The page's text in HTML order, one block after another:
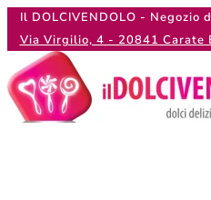
Il DOLCIVENDOLO - Negozio
Via Virgilio, 4 - 20841 Carate